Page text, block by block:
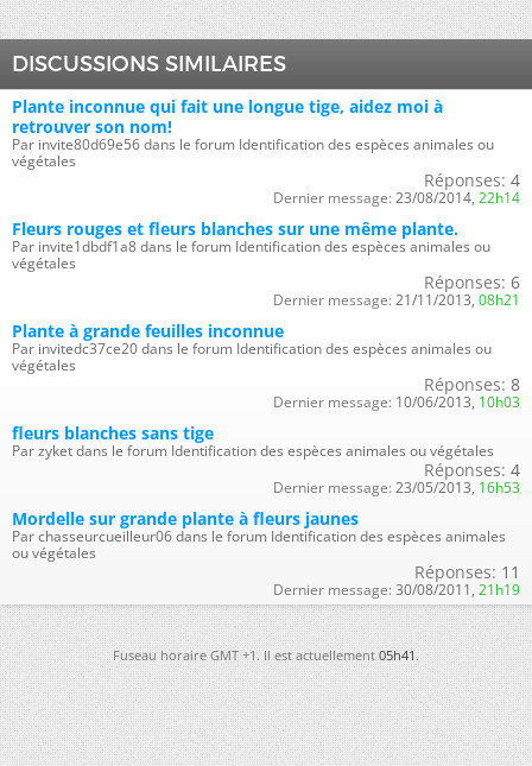
DISCUSSIONS SIMILAIRES
Plante inconnue qui fait une longue tige, aidez moi à
retrouver son nom!
Par invite80d69e56 dans le forum Identification des espèces animales ou
végétales
Réponses: 4
Dernier message: 23/08/2014, 22h14
Fleurs rouges et fleurs blanches sur une même plante.
Par invite1dbdf1a8 dans le forum Identification des espèces animales ou
végétales
Réponses: 6
Dernier message: 21/11/2013, 08h21
Plante à grande feuilles inconnue
Par invitedc37ce20 dans le forum Identification des espèces animales ou
végétales
Réponses: 8
Dernier message: 10/06/2013, 10h03
fleurs blanches sans tige
Par zyket dans le forum Identification des espèces animales ou végétales
Réponses: 4
Dernier message: 23/05/2013, 16h53
Mordelle sur grande plante à fleurs jaunes
Par chasseurcueilleur06 dans le forum Identification des espèces animales
ou végétales
Réponses: 11
Dernier message: 30/08/2011, 21h19
Fuseau horaire GMT +1. Il est actuellement05h41.